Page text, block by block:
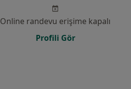
Online randevu erişime kapalı
Profili Gör